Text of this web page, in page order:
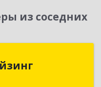
из соседних
Франчайзинг
г, Деповская